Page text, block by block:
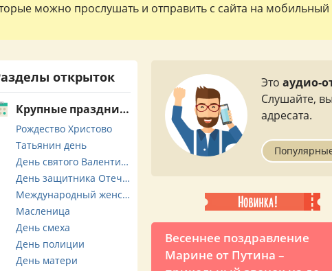
можно прослушать и отправить с сайта на мобильный
Это аудио-
Слушайте,
адресата.
Весеннее поздравление
Марине от Путина –
открыток
Крупные праздники
Рождество Христово
Татьянин день
День святого Валентина
День защитника Отечества
Международный женский день
Масленица
День смеха
День полиции
День матери